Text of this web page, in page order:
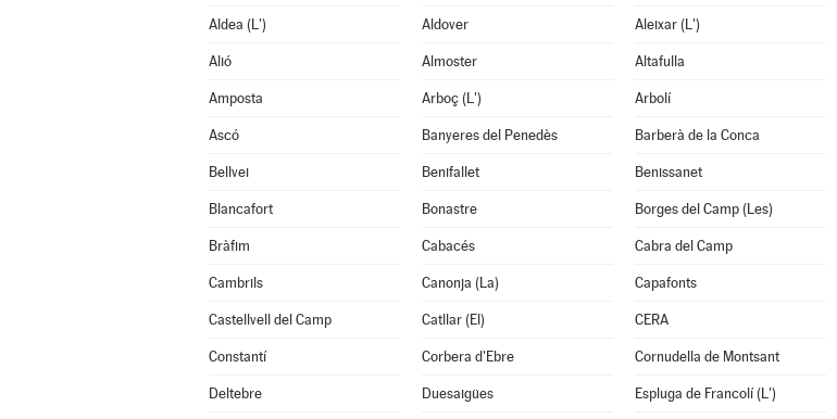
Aldea (L') Aldover Aleixar (L')
Alió Almoster Altafulla
Amposta Arboç (L') Arbolí
Ascó Banyeres del Penedès Barberà de la Conca
Bellvei Benifallet Benissanet
Blancafort Bonastre Borges del Camp (Les)
Bràfim Cabacés Cabra del Camp
Cambrils Canonja (La) Capafonts
Castellvell del Camp Catllar (El) CERA
Constantí Corbera d'Ebre Cornudella de Montsant
Deltebre Duesaigües Espluga de Francolí (L')